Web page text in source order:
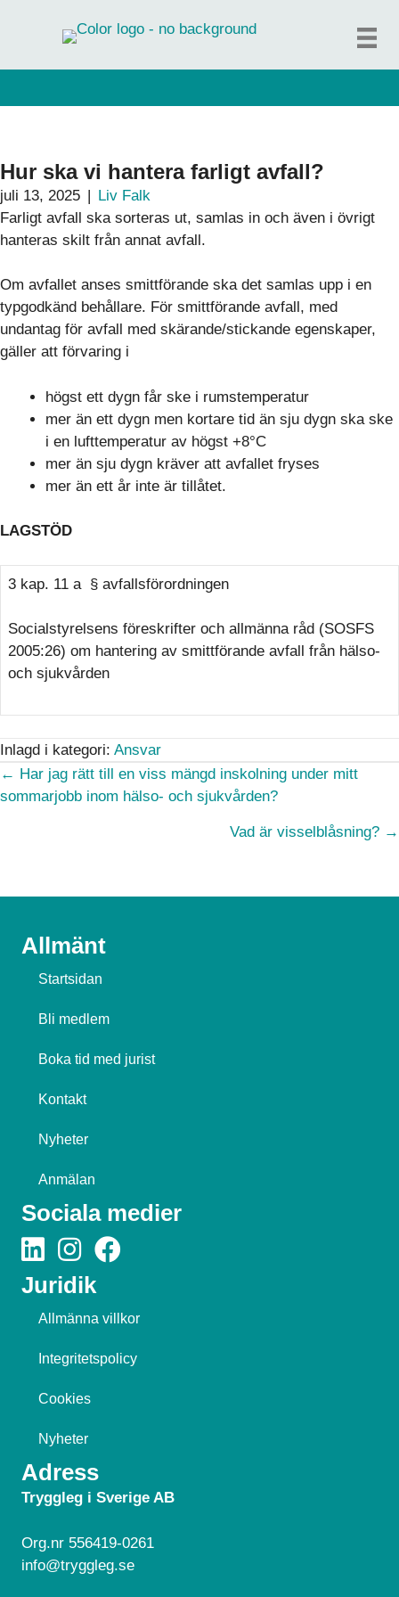
Hur ska vi hantera farligt avfall?
juli 13, 2025 | Liv Falk
Farligt avfall ska sorteras ut, samlas in och även i övrigt
hanteras skilt från annat avfall.
Om avfallet anses smittförande ska det samlas upp i en
typgodkänd behållare. För smittförande avfall, med
undantag för avfall med skärande/stickande egenskaper,
gäller att förvaring i
högst ett dygn får ske i rumstemperatur
mer än ett dygn men kortare tid än sju dygn ska ske
i en lufttemperatur av högst +8°C
mer än sju dygn kräver att avfallet fryses
mer än ett år inte är tillåtet.
LAGSTÖD
3 kap. 11 a § avfallsförordningen
Socialstyrelsens föreskrifter och allmänna råd (SOSFS
2005:26) om hantering av smittförande avfall från hälso-
och sjukvården
Inlagd i kategori: Ansvar
Posts
← Har jag rätt till en viss mängd inskolning under mitt
sommarjobb inom hälso- och sjukvården?
Vad är visselblåsning? →
Allmänt
Startsidan
Bli medlem
Boka tid med jurist
Kontakt
Nyheter
Anmälan
Sociala medier
Juridik
Allmänna villkor
Integritetspolicy
Cookies
Nyheter
Adress
Tryggleg i Sverige AB
Org.nr 556419-0261
info@tryggleg.se